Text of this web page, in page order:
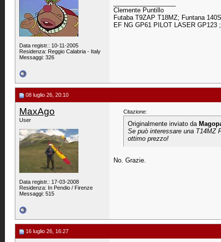
Data registr.: 10-11-2005
Residenza: Reggio Calabria - Italy
Messaggi: 326
Clemente Puntillo
Futaba T9ZAP T18MZ; Funtana
EF NG GP61 PILOT LASER GP123
08 luglio 26, 20:10
MaxAgo
User
Data registr.: 17-03-2008
Residenza: In Pendio / Firenze
Messaggi: 515
Citazione:
Originalmente inviato da
Se può interessare una T14MZ
ottimo prezzo!
No. Grazie.
16 luglio 26, 16:27